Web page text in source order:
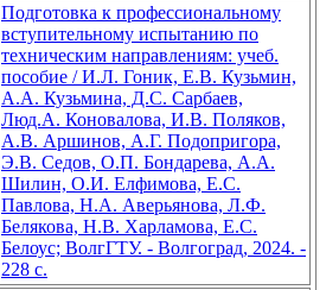
Подготовка к профессиональному
вступительному испытанию по
техническим направлениям: учеб.
пособие / И.Л. Гоник, Е.В. Кузьмин,
А.А. Кузьмина, Д.С. Сарбаев,
Люд.А. Коновалова, И.В. Поляков,
А.В. Аршинов, А.Г. Подопригора,
Э.В. Седов, О.П. Бондарева, А.А.
Шилин, О.И. Елфимова, Е.С.
Павлова, Н.А. Аверьянова, Л.Ф.
Белякова, Н.В. Харламова, Е.С.
Белоус; ВолгГТУ. - Волгоград, 2024. -
228 с.